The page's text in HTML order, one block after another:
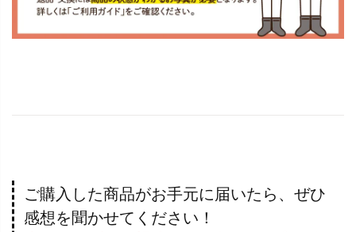
ご購入した商品がお手元に届いたら、ぜひ
感想を聞かせてください！